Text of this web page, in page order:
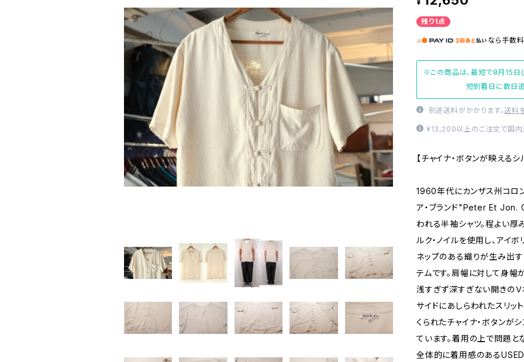
¥
残り1点
なら 手数
※この商品は、最短で8月15日(
短到着日に数日追
別途送料がかかります。送料
¥13,200以上のご注文で国内
【チャイナ・ボタンが映える
1960年代にカンザス州コロ
ア・ブランド"Peter Et
われる半袖シャツ。程よい
ルク・ノイルを使用し、アイ
ネップのある織りが生み出
テムです。肩幅に対して身幅
浅すぎず深すぎない開きのＶ
サイドにあしらわれたスリッ
くられたチャイナ・ボタンが
ています。着用の上で問題と
全体的に着用感のあるUSED